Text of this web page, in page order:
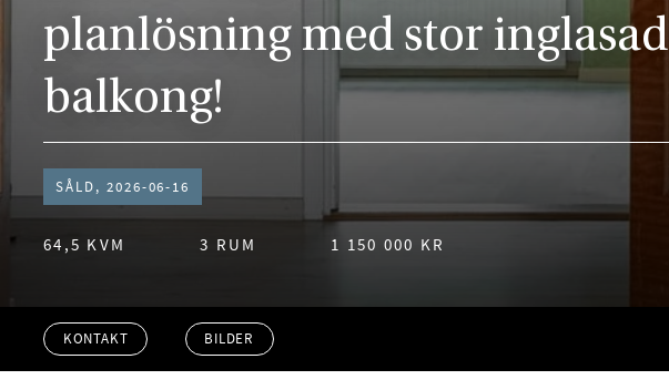
planlösning med stor inglasad
balkong!
SÅLD, 2026-06-16
64,5 KVM 3 RUM 1 150 000 KR
KONTAKT BILDER